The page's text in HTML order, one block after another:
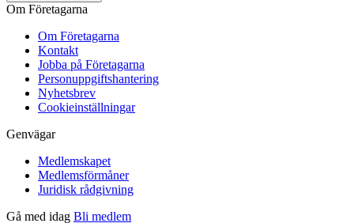
Om Företagarna
Om Företagarna
Kontakt
Jobba på Företagarna
Personuppgiftshantering
Nyhetsbrev
Cookieinställningar
Genvägar
Medlemskapet
Medlemsförmåner
Juridisk rådgivning
Gå med idag Bli medlem